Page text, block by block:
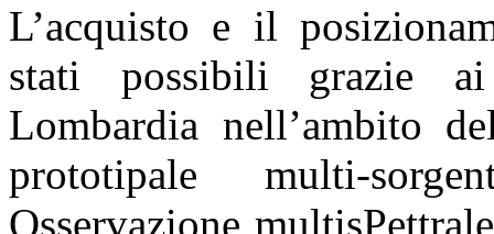
L’acquisto e il
stati possibili grazie ai
Lombardia nell’ambito
prototipale multi-
Osservazione